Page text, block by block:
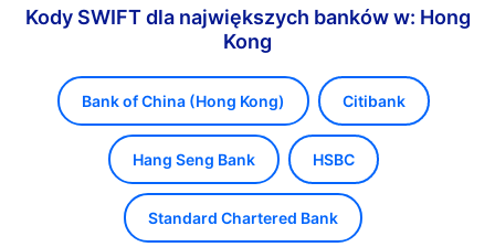
Kody SWIFT dla największych banków w: Hong
Kong
Bank of China (Hong Kong) Citibank
Hang Seng Bank HSBC
Standard Chartered Bank